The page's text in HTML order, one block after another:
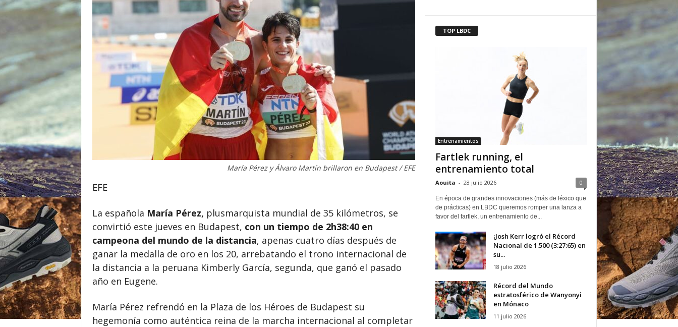
María Pérez y Álvaro Martín brillaron en Budapest / EFE
EFE
La española María Pérez, plusmarquista mundial de 35 kilómetros, se
convirtió este jueves en Budapest, con un tiempo de 2h38:40 en
campeona del mundo de la distancia, apenas cuatro días después de
ganar la medalla de oro en los 20, arrebatando el trono internacional de
la distancia a la peruana Kimberly García, segunda, que ganó el pasado
año en Eugene.
María Pérez refrendó en la Plaza de los Héroes de Budapest su
hegemonía como auténtica reina de la marcha internacional al completar
TOP LBDC
Entrenamientos
Fartlek running, el
entrenamiento total
Aouita - 28 julio 2026 0
En época de grandes innovaciones (más de léxico que
de prácticas) en LBDC queremos romper una lanza a
favor del fartlek, un entrenamiento de...
¡Josh Kerr logró el Récord
Nacional de 1.500 (3:27:65) en
su...
18 julio 2026
Récord del Mundo
estratosférico de Wanyonyi
en Mónaco
11 julio 2026